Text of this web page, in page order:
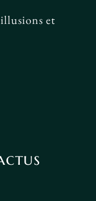
illusions et